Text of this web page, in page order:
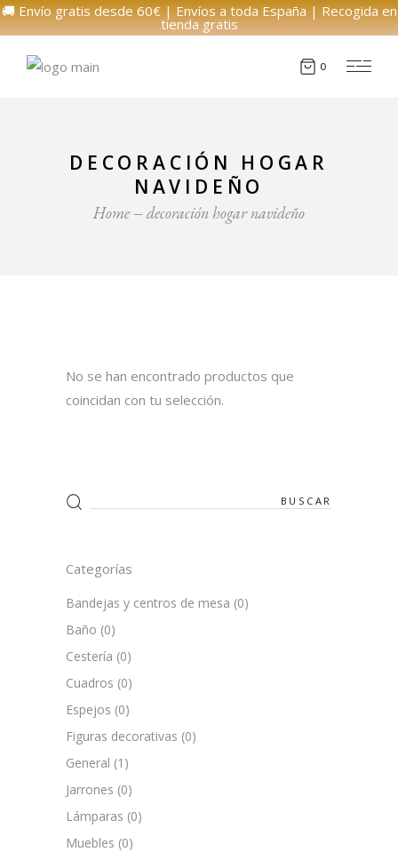
🚚 Envío gratis desde 60€ | Envíos a toda España | Recogida en
tienda gratis
0
DECORACIÓN HOGAR
NAVIDEÑO
Home decoración hogar navideño
No se han encontrado productos que
coincidan con tu selección.
Search
for:
Categorías
Bandejas y centros de mesa (0)
Baño (0)
Cestería (0)
Cuadros (0)
Espejos (0)
Figuras decorativas (0)
General (1)
Jarrones (0)
Lámparas (0)
Muebles (0)